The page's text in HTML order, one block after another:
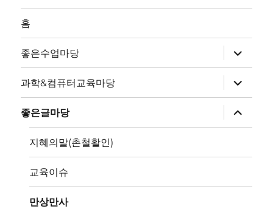
홈
좋은수업마당
위
메
뉴
확
장
과학&컴퓨터교육마당
위
메
뉴
확
장
좋은글마당
위
메
장
지혜의말(촌철활인)
교육이슈
만상만사